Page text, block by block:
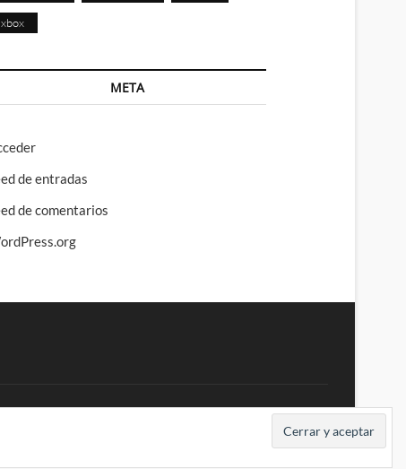
xbox
META
de entradas
de comentarios